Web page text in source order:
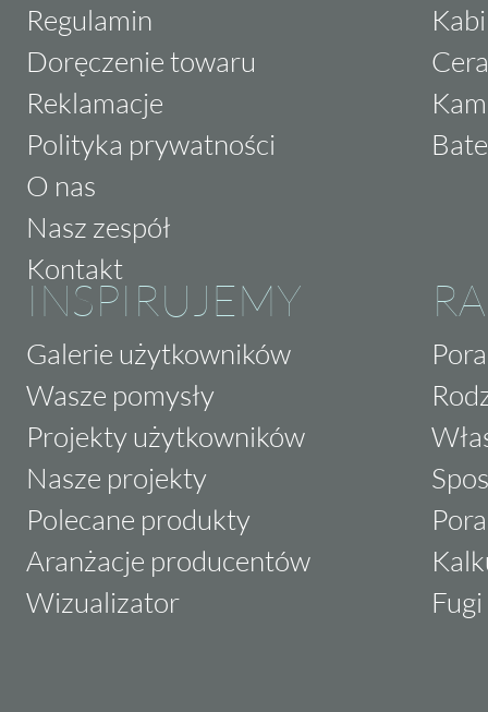
Regulamin
Doręczenie towaru
Reklamacje
Polityka prywatności
O nas
Nasz zespół
Kontakt
INSPIRUJEMY
Galerie użytkowników
Wasze pomysły
Projekty użytkowników
Nasze projekty
Polecane produkty
Aranżacje producentów
Wizualizator